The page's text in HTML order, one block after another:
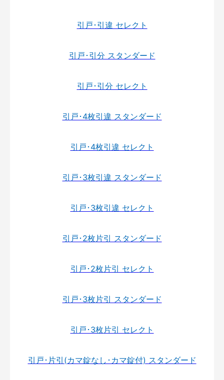
引戸･引違 セレクト
引戸･引分 スタンダード
引戸･引分 セレクト
引戸･4枚引違 スタンダード
引戸･4枚引違 セレクト
引戸･3枚引違 スタンダード
引戸･3枚引違 セレクト
引戸･2枚片引 スタンダード
引戸･2枚片引 セレクト
引戸･3枚片引 スタンダード
引戸･3枚片引 セレクト
引戸･片引(カマ錠なし･カマ錠付) スタンダード